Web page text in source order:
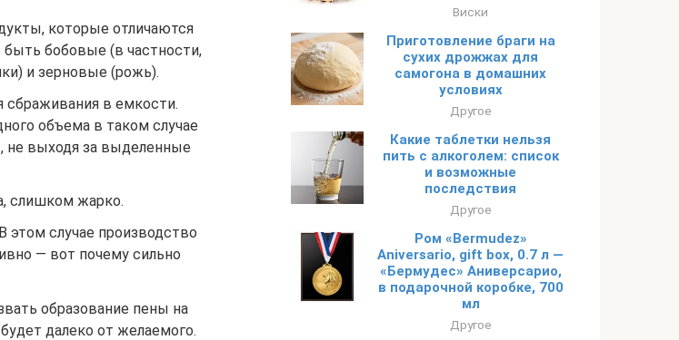
которые отличаются
бобовые (в частности,
и зерновые (рожь).
сбраживания в емкости.
объема в таком случае
не выходя за выделенные
слишком жарко.
случае производство
— вот почему сильно
образование пены на
далеко от желаемого.
Виски
Приготовление браги на
сухих дрожжах для
самогона в домашних
условиях
Другое
Какие таблетки нельзя
пить с алкоголем: список
и возможные
последствия
Другое
Ром «Bermudez»
Aniversario, gift box, 0.7 л —
«Бермудес» Аниверсарио,
в подарочной коробке, 700
мл
Другое